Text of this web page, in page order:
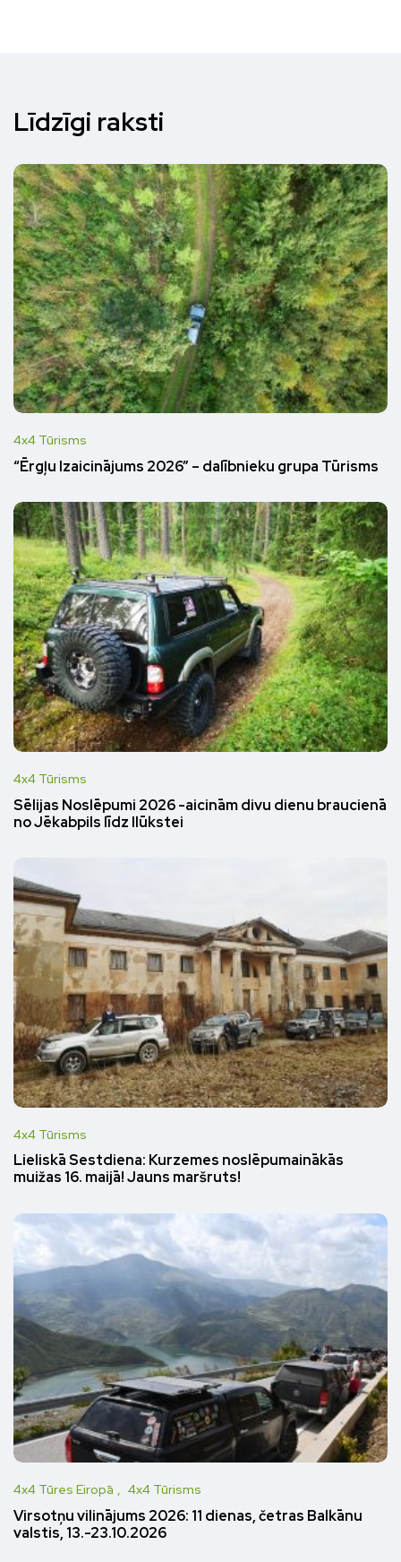
Līdzīgi raksti
4x4 Tūrisms
“Ērgļu Izaicinājums 2026” – dalībnieku grupa Tūrisms
4x4 Tūrisms
Sēlijas Noslēpumi 2026 -aicinām divu dienu braucienā
no Jēkabpils līdz Ilūkstei
4x4 Tūrisms
Lieliskā Sestdiena: Kurzemes noslēpumainākās
muižas 16. maijā! Jauns maršruts!
4x4 Tūres Eiropā 4x4 Tūrisms
Virsotņu vilinājums 2026: 11 dienas, četras Balkānu
valstis, 13.-23.10.2026